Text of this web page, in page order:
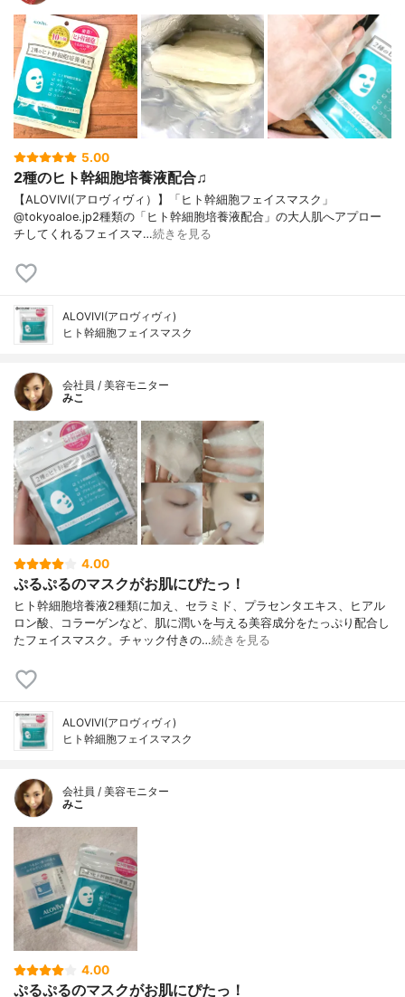
5.00
2種のヒト幹細胞培養液配合♫
【ALOVIVI(アロヴィヴィ）】「ヒト幹細胞フェイスマスク」
@tokyoaloe.jp2種類の「ヒト幹細胞培養液配合」の大人肌へアプロー
チしてくれるフェイスマ…続きを見る
ALOVIVI(アロヴィヴィ)
ヒト幹細胞フェイスマスク
会社員 / 美容モニター
みこ
4.00
ぷるぷるのマスクがお肌にぴたっ！
ヒト幹細胞培養液2種類に加え、セラミド、プラセンタエキス、ヒアル
ロン酸、コラーゲンなど、肌に潤いを与える美容成分をたっぷり配合し
たフェイスマスク。チャック付きの…続きを見る
ALOVIVI(アロヴィヴィ)
ヒト幹細胞フェイスマスク
会社員 / 美容モニター
みこ
4.00
ぷるぷるのマスクがお肌にぴたっ！